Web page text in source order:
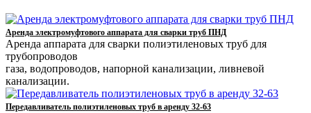
Аренда электромуфтового аппарата для сварки труб ПНД
Аренда аппарата для сварки полиэтиленовых труб для
трубопроводов
газа, водопроводов, напорной канализации, ливневой
канализации.
Передавливатель полиэтиленовых труб в аренду 32-63